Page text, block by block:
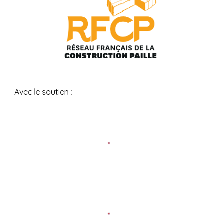
Avec le soutien :